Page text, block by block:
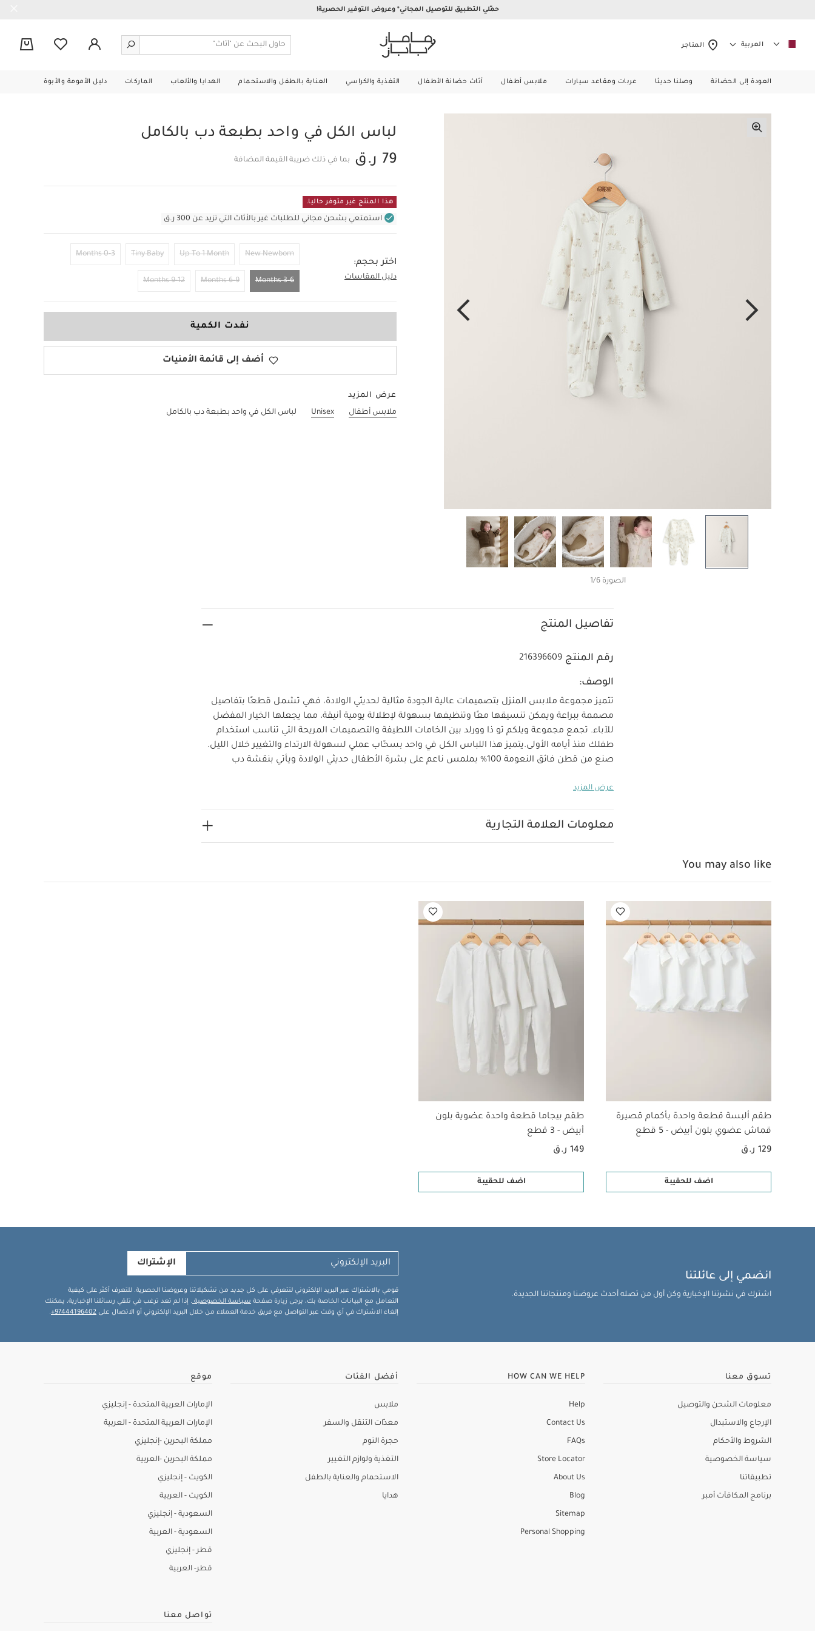
حمّلي التطبيق للتوصيل المجاني* وعروض التوفير الحصرية!
العربية المتاجر
العودة إلى الحضانة وصلنا حديثا عربات ومقاعد سيارات ملابس أطفال أثاث حضانة الأطفال التغذية والكراسي العناية بالطفل والاستحمام الهدايا والألعاب الماركات دليل الأمومة والأبوة
الصورة 1/6
لباس الكل في واحد بطبعة دب بالكامل
79 ر.ق
بما في ذلك ضريبة القيمة المضافة
هذا المنتج غير متوفر حاليا.
استمتعي بشحن مجاني للطلبات غير بالأثاث التي تزيد عن 300 ر.ق
اختر بحجم:
دليل المقاسات
New Newborn
Up To 1 Month
Tiny Baby
0-3 Months
3-6 Months
6-9 Months
9-12 Months 3-6 Months
نفدت الكمية
أضف إلى قائمة الأمنيات
عرض المزيد
ملابس أطفال
Unisex لباس الكل في واحد بطبعة دب بالكامل
تفاصيل المنتج
رقم المنتج 216396609
الوصف:
تتميز مجموعة ملابس المنزل بتصميمات عالية الجودة مثالية لحديثي الولادة، فهي تشمل قطعًا بتفاصيل
مصممة ببراعة ويمكن تنسيقها معًا وتنظيفها بسهولة لإطلالة يومية أنيقة، مما يجعلها الخيار المفضل
للآباء. تجمع مجموعة ويلكم تو ذا وورلد بين الخامات اللطيفة والتصميمات المريحة التي تناسب استخدام
طفلك منذ أيامه الأولى.يتميز هذا اللباس الكل في واحد بسحّاب عملي لسهولة الارتداء والتغيير خلال الليل.
صنع من قطن فائق النعومة 100‏%‏ بملمس ناعم على بشرة الأطفال حديثي الولادة ويأتي بنقشة دب
المنتج:
تعليمات العناية/الإرشادات:
عرض المزيد
معلومات العلامة التجارية
You may also like
طقم ألبسة قطعة واحدة بأكمام قصيرة
قماش عضوي بلون أبيض - 5 قطع
129 ر.ق
اضف للحقيبة
طقم بيجاما قطعة واحدة عضوية بلون
أبيض - 3 قطع
149 ر.ق
اضف للحقيبة
انضمي إلى عائلتنا
اشترك في نشرتنا الإخبارية وكن أول من تصله أحدث عروضنا ومنتجاتنا الجديدة.
الإشتراك
قومي بالاشتراك عبر البريد الإلكتروني لتتعرفي على كل جديد من تشكيلاتنا وعروضنا الحصرية. للتعرف أكثر على كيفية
التعامل مع البيانات الخاصة بك، يرجى زيارة صفحة سياسة الخصوصية . إذا لم تعد ترغب في تلقي رسائلنا الإخبارية، يمكنك
إلغاء الاشتراك في أي وقت عبر التواصل مع فريق خدمة العملاء من خلال البريد الإلكتروني أو الاتصال على 97444196402+
.
تسوق معنا
معلومات الشحن والتوصيل
الإرجاع والاستبدال
الشروط والأحكام
سياسة الخصوصية
تطبيقاتنا
برنامج المكافآت أمبر
HOW CAN WE HELP
Help
Contact Us
FAQs
Store Locator
About Us
Blog
Sitemap
Personal Shopping
أفضل الفئات
ملابس
معدّات التنقل والسفر
حجرة النوم
التغذية ولوازم التغيير
الاستحمام والعناية بالطفل
هدايا
موقع
الإمارات العربية المتحدة - إنجليزي
الإمارات العربية المتحدة - العربية
مملكة البحرين -إنجليزي
مملكة البحرين -العربية
الكويت - إنجليزي
الكويت - العربية
السعودية - إنجليزي
السعودية - العربية
قطر - إنجليزي
قطر- العربية
تواصل معنا